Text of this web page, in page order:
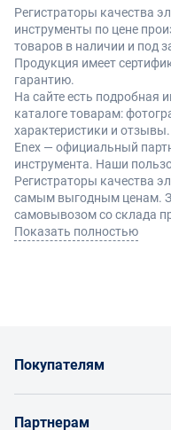
Регистраторы качества
инструменты по цене
товаров в наличии и под
Продукция имеет
гарантию.
На сайте есть подробная
каталоге товарам:
характеристики и отзывы.
Enex — официальный
инструмента. Наши
Регистраторы качества
самым выгодным ценам.
самовывозом со склада
доставку по Москве и
Показать полностью
Покупателям
Партнерам